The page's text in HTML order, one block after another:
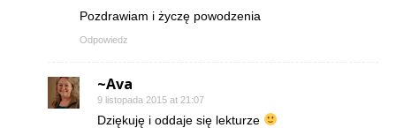
Pozdrawiam i życzę powodzenia
Odpowiedz
~Ava
9 listopada 2015 at 21:07
Dziękuję i oddaje się lekturze